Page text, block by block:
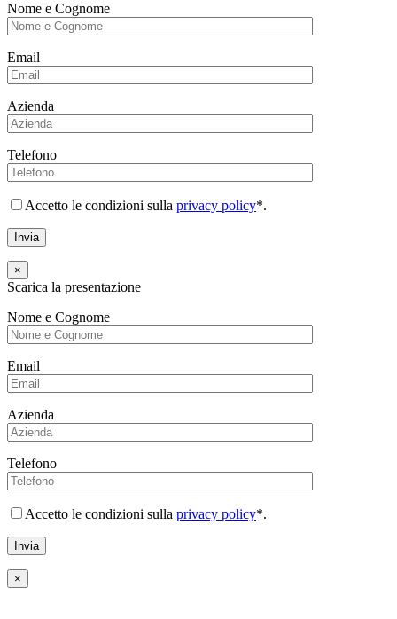
Nome e Cognome
Email
Azienda
Telefono
Accetto le condizioni sulla privacy policy*.
×
Scarica la presentazione
Nome e Cognome
Email
Azienda
Telefono
Accetto le condizioni sulla privacy policy*.
×